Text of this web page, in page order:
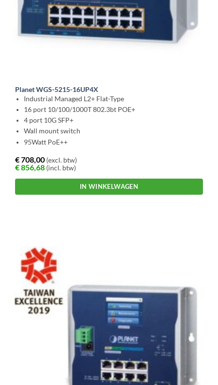
Planet WGS-5215-16UP4X
Industrial Managed L2+ Flat-Type
16 port 10/100/1000T 802.3bt POE+
4 port 10G SFP+
Wall mount switch
95Watt PoE++
€708,00 (excl. btw)
€856,68 (incl. btw)
IN WINKELWAGEN